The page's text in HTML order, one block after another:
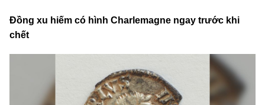
Đồng xu hiếm có hình Charlemagne ngay trước khi
chết